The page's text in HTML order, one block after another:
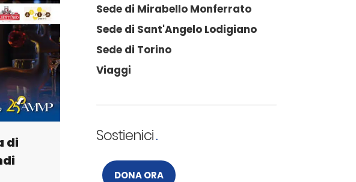
di
Sede di Mirabello Monferrato
Sede di Sant'Angelo Lodigiano
Sede di Torino
Viaggi
Sostienici
DONA ORA